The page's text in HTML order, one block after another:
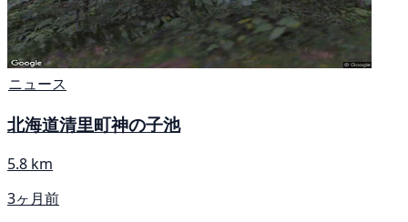
ニュース
北海道清里町神の子池
5.8 km
3ヶ月前